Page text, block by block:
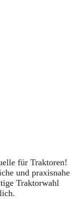
für Traktoren!
und praxisnahe
Traktorwahl